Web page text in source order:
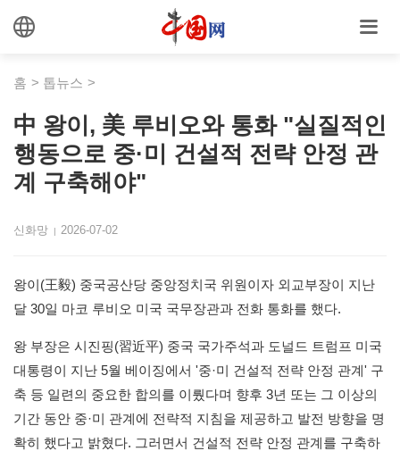
홈 > 톱뉴스 >
中 왕이, 美 루비오와 통화 "실질적인
행동으로 중·미 건설적 전략 안정 관
계 구축해야"
신화망 | 2026-07-02
왕이(王毅) 중국공산당 중앙정치국 위원이자 외교부장이 지난
달 30일 마코 루비오 미국 국무장관과 전화 통화를 했다.
왕 부장은 시진핑(習近平) 중국 국가주석과 도널드 트럼프 미국
대통령이 지난 5월 베이징에서 '중·미 건설적 전략 안정 관계' 구
축 등 일련의 중요한 합의를 이뤘다며 향후 3년 또는 그 이상의
기간 동안 중·미 관계에 전략적 지침을 제공하고 발전 방향을 명
확히 했다고 밝혔다. 그러면서 건설적 전략 안정 관계를 구축하